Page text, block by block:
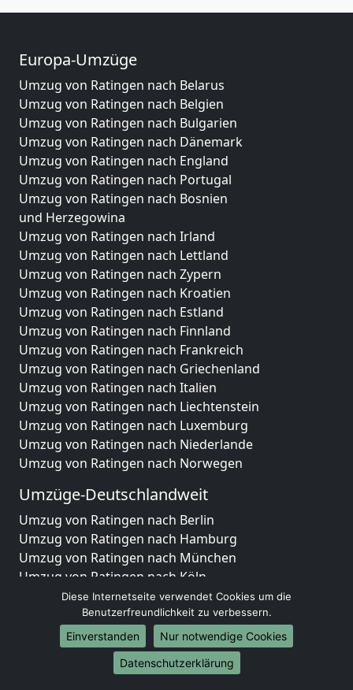
Europa-Umzüge
Umzug von Ratingen nach Belarus
Umzug von Ratingen nach Belgien
Umzug von Ratingen nach Bulgarien
Umzug von Ratingen nach Dänemark
Umzug von Ratingen nach England
Umzug von Ratingen nach Portugal
Umzug von Ratingen nach Bosnien
und Herzegowina
Umzug von Ratingen nach Irland
Umzug von Ratingen nach Lettland
Umzug von Ratingen nach Zypern
Umzug von Ratingen nach Kroatien
Umzug von Ratingen nach Estland
Umzug von Ratingen nach Finnland
Umzug von Ratingen nach Frankreich
Umzug von Ratingen nach Griechenland
Umzug von Ratingen nach Italien
Umzug von Ratingen nach Liechtenstein
Umzug von Ratingen nach Luxemburg
Umzug von Ratingen nach Niederlande
Umzug von Ratingen nach Norwegen
Umzüge-Deutschlandweit
Umzug von Ratingen nach Berlin
Umzug von Ratingen nach Hamburg
Umzug von Ratingen nach München
Umzug von Ratingen nach Köln
Umzug von Ratingen nach Frankfurt am Main
Umzug von Ratingen nach Stuttgart
Umzug von Ratingen nach Düsseldorf
Umzug von Ratingen nach Leipzig
Umzug von Ratingen nach Dortmund
Diese Internetseite verwendet Cookies um die
Benutzerfreundlichkeit zu verbessern.
Einverstanden
Nur notwendige Cookies
Datenschutzerklärung